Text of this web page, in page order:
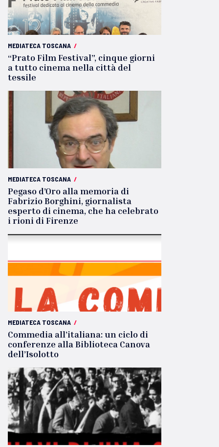
MEDIATECA TOSCANA /
“Prato Film Festival”, cinque giorni
a tutto cinema nella città del
tessile
MEDIATECA TOSCANA /
Pegaso d’Oro alla memoria di
Fabrizio Borghini, giornalista
esperto di cinema, che ha celebrato
i rioni di Firenze
MEDIATECA TOSCANA /
Commedia all’italiana: un ciclo di
conferenze alla Biblioteca Canova
dell’Isolotto